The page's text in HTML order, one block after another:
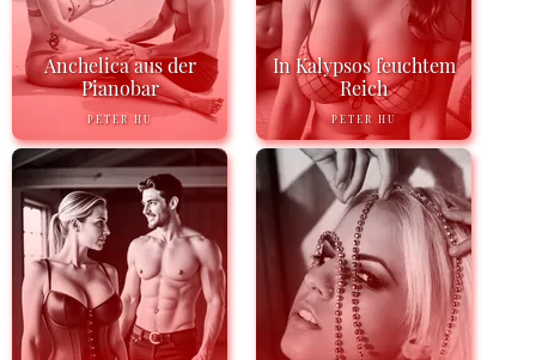
Anchelica aus der
Pianobar
PETER HU
In Kalypsos feuchtem
Reich
PETER HU